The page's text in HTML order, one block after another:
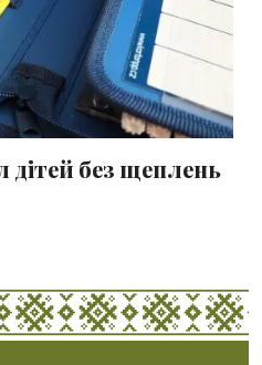
дітей без щеплень